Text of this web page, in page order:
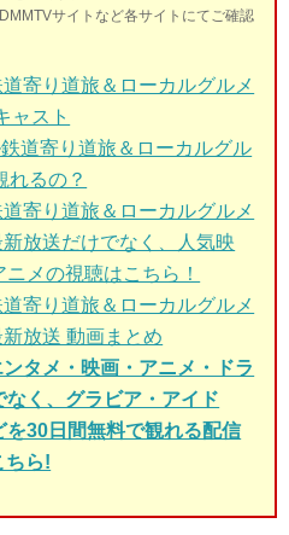
サイトなど各サイトにてご確認
寄り道旅＆ローカルグルメ
ャスト
道寄り道旅＆ローカルグル
れるの？
寄り道旅＆ローカルグルメ
放送だけでなく、人気映
メの視聴はこちら！
寄り道旅＆ローカルグルメ
放送 動画まとめ
タメ・映画・アニメ・ドラ
く、グラビア・アイド
を30日間無料で観れる配信
ちら!